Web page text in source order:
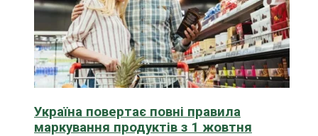
Україна повертає повні правила
маркування продуктів з 1 жовтня